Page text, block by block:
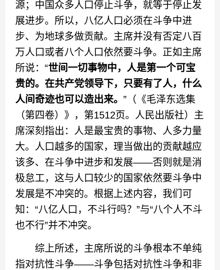
源；中国众多人口停止斗争，就等于停止发
展进步。所以，八亿人口必须在斗争中进
步、为地球多做贡献。主席并没有否定八百
万人口或者八个人口依然要斗争。正如主席
所说：“世间一切事物中，人是第一个可宝
贵的。在共产党领导下，只要有了人，什么
人间奇迹也可以造出来。”（《毛泽东选集
（第四卷）》，第1512页。人民出版社）主
席深刻指出：人是最宝贵的事物、人多力量
大。人口越多的国家，理当做出的贡献越应
该多、在斗争中进步和发展——否则就是消
极怠工，这与人口较少的国家依然要斗争中
发展是不冲突的。根据上述内容，我们可
知：“八亿人口，不斗行吗？”与“八个人不斗
也不行”并不冲突。
综上所述，主席所说的斗争根本不单纯
指对抗性斗争——斗争包括对抗性斗争和非